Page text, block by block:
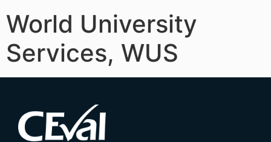
World University
Services, WUS